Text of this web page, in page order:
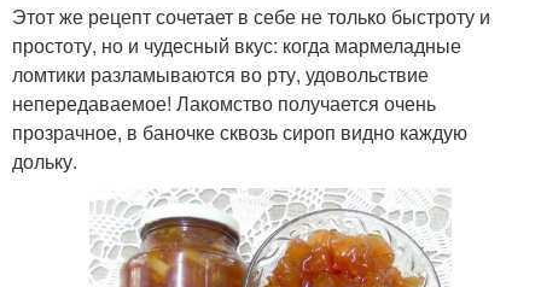
Этот же рецепт сочетает в себе не только быстроту и
простоту, но и чудесный вкус: когда мармеладные
ломтики разламываются во рту, удовольствие
непередаваемое! Лакомство получается очень
прозрачное, в баночке сквозь сироп видно каждую
дольку.